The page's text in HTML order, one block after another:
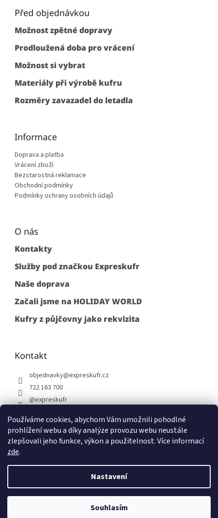
Používáme cookies, abychom Vám umožnili pohodlné
prohlížení webu a díky analýze provozu webu neustále
zlepšovali jeho funkce, výkon a použitelnost. Více informací
zde.
Nastavení
Souhlasím
í
r
y
v
ý
p
Před objednávkou
Možnost zpětné dopravy
Prodloužená doba pro vrácení
Možnost si vybrat
Materiály při výrobě kufru
Rozměry zavazadel do letadla
Informace
Doprava a platba
Vrácení zboží
Bezstarostná reklamace
Obchodní podmínky
Podmínky ochrany osobních údajů
O nás
Kontakty
Služby pod značkou Expreskufr
Naše doprava
Začali jsme na HOLIDAY WORLD
Kufry z půjčovny jako rekvizita
Kontakt
objednavky@expreskufr.cz
722 163 700
@expreskufr
Vytvořil Shoptet
. Všechna práva vyhrazena.
nastavení cookies